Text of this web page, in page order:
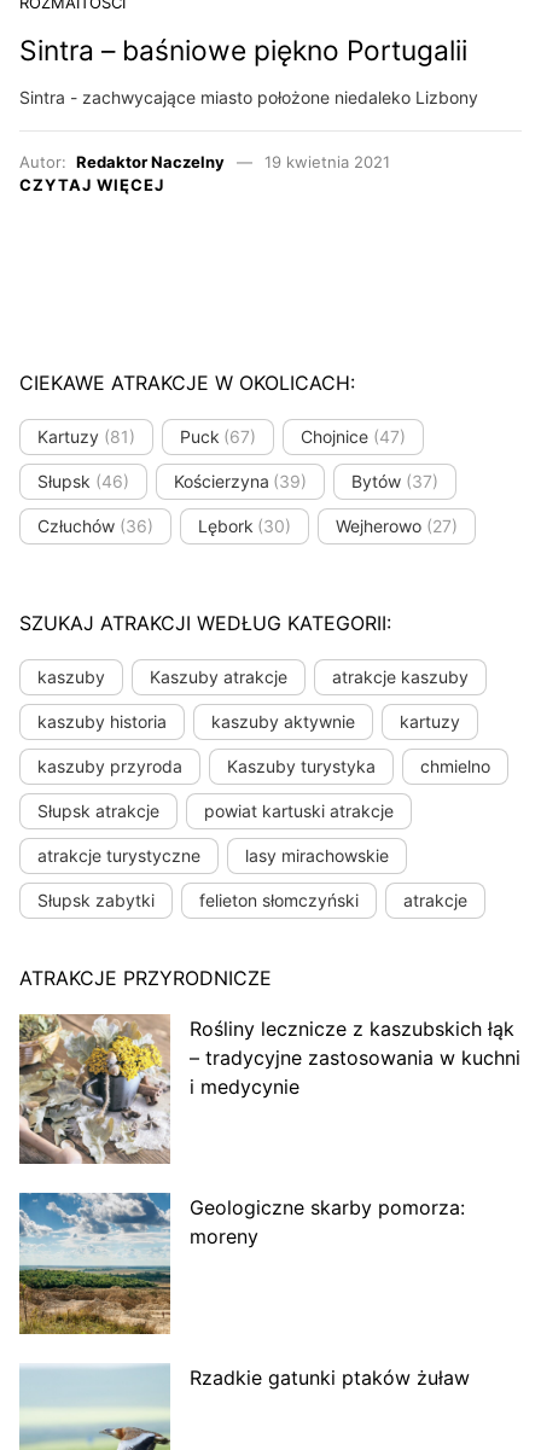
Sintra – baśniowe piękno Portugalii
Sintra - zachwycające miasto położone niedaleko Lizbony
Autor: Redaktor Naczelny
19 kwietnia 2021
CZYTAJ WIĘCEJ
CIEKAWE ATRAKCJE W OKOLICACH:
Kartuzy (81) Puck (67) Chojnice (47)
Słupsk (46) Kościerzyna (39) Bytów (37)
Człuchów (36) Lębork (30) Wejherowo (27)
SZUKAJ ATRAKCJI WEDŁUG KATEGORII:
kaszuby Kaszuby atrakcje atrakcje kaszuby
kaszuby historia kaszuby aktywnie kartuzy
kaszuby przyroda Kaszuby turystyka chmielno
Słupsk atrakcje powiat kartuski atrakcje
atrakcje turystyczne lasy mirachowskie
Słupsk zabytki felieton słomczyński atrakcje
ATRAKCJE PRZYRODNICZE
Rośliny lecznicze z kaszubskich łąk
– tradycyjne zastosowania w kuchni
i medycynie
Geologiczne skarby pomorza:
moreny
Rzadkie gatunki ptaków żuław